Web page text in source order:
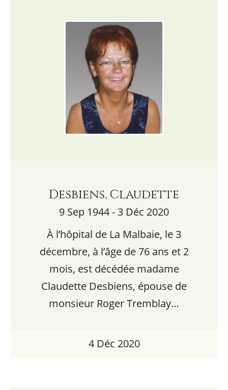
Desbiens, Claudette
9 Sep 1944 - 3 Déc 2020
À l’hôpital de La Malbaie, le 3
décembre, à l’âge de 76 ans et 2
mois, est décédée madame
Claudette Desbiens, épouse de
monsieur Roger Tremblay…
4 Déc 2020